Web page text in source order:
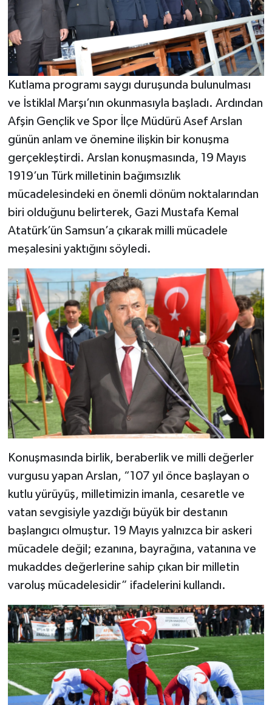
Kutlama programı saygı duruşunda bulunulması
ve İstiklal Marşı’nın okunmasıyla başladı. Ardından
Afşin Gençlik ve Spor İlçe Müdürü Asef Arslan
günün anlam ve önemine ilişkin bir konuşma
gerçekleştirdi. Arslan konuşmasında, 19 Mayıs
1919’un Türk milletinin bağımsızlık
mücadelesindeki en önemli dönüm noktalarından
biri olduğunu belirterek, Gazi Mustafa Kemal
Atatürk’ün Samsun’a çıkarak milli mücadele
meşalesini yaktığını söyledi.
Konuşmasında birlik, beraberlik ve milli değerler
vurgusu yapan Arslan, “107 yıl önce başlayan o
kutlu yürüyüş, milletimizin imanla, cesaretle ve
vatan sevgisiyle yazdığı büyük bir destanın
başlangıcı olmuştur. 19 Mayıs yalnızca bir askeri
mücadele değil; ezanına, bayrağına, vatanına ve
mukaddes değerlerine sahip çıkan bir milletin
varoluş mücadelesidir” ifadelerini kullandı.